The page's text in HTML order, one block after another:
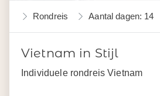
Rondreis Aantal dagen: 14
Vietnam in Stijl
Individuele rondreis Vietnam